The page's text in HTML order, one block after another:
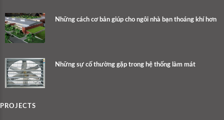
Những cách cơ bản giúp cho ngôi nhà bạn thoáng khí hơn
Những sự cố thường gặp trong hệ thống làm mát
PROJECTS